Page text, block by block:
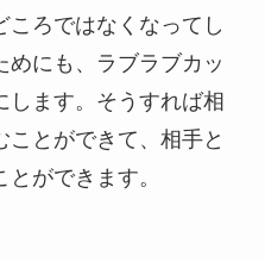
ころではなくなってし
めにも、ラブラブカッ
します。そうすれば相
とができて、相手と
ができます。